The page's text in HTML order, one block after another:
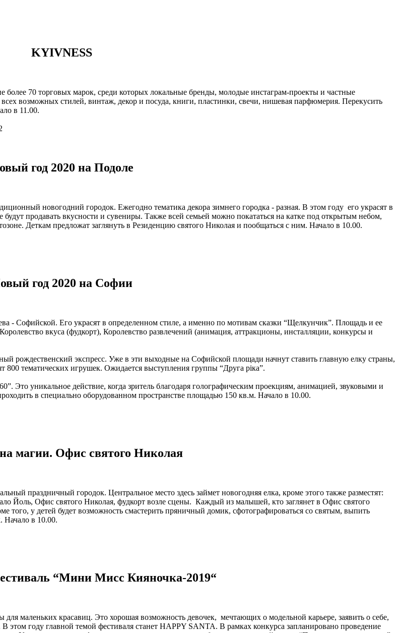
KYIVNESS
70 торговых марок, среди которых локальные бренды, молодые инстаграм-проекты и частные
возможных стилей, винтаж, декор и посуда, книги, пластинки, свечи, нишевая парфюмерия. Перекусить
в 11.00.
год 2020 на Подоле
новогодний городок. Ежегодно тематика декора зимнего городка - разная. В этом году его украсят в
продавать вкусности и сувениры. Также всей семьей можно покататься на катке под открытым небом,
Деткам предложат заглянуть в Резиденцию святого Николая и пообщаться с ним. Начало в 10.00.
год 2020 на Софии
- Софийской. Его украсят в определенном стиле, а именно по мотивам сказки “Щелкунчик”. Площадь и ее
вкуса (фудкорт), Королевство развлечений (анимация, аттракционы, инсталляции, конкурсы и
рождественский экспресс. Уже в эти выходные на Софийской площади начнут ставить главную елку страны,
800 тематических игрушек. Ожидается выступления группы “Друга ріка”.
Это уникальное действие, когда зритель благодаря голографическим проекциям, анимацией, звуковыми и
в специально оборудованном пространстве площадью 150 кв.м. Начало в 10.00.
магии. Офис святого Николая
праздничный городок. Центральное место здесь займет новогодняя елка, кроме этого также разместят:
Офис святого Николая, фудкорт возле сцены. Каждый из малышей, кто заглянет в Офис святого
у детей будет возможность смастерить пряничный домик, сфотографироваться со святым, выпить
Начало в 10.00.
“Мини Мисс Кияночка-2019“
для маленьких красавиц. Это хорошая возможность девочек, мечтающих о модельной карьере, заявить о себе,
этом году главной темой фестиваля станет HAPPY SANTA. В рамках конкурса запланировано проведение